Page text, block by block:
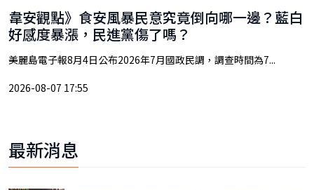
韋安觀點》食安風暴民意究竟倒向哪一邊？藍白
好感度暴漲，民進黨傷了嗎？
美麗島電子報8月4日公布2026年7月國政民調，調查時間為7...
2026-08-07 17:55
最新消息